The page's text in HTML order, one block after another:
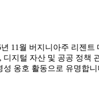
11월 버지니아주 리젠트
지털 자산 및 공공 정책
옹호 활동으로 유명합니